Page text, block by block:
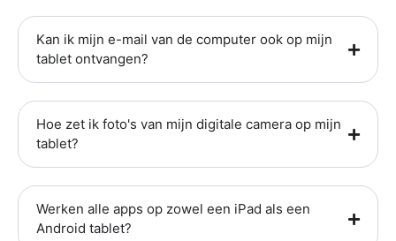
Kan ik mijn e-mail van de computer ook op mijn
tablet ontvangen?
Hoe zet ik foto's van mijn digitale camera op mijn
tablet?
Werken alle apps op zowel een iPad als een
Android tablet?